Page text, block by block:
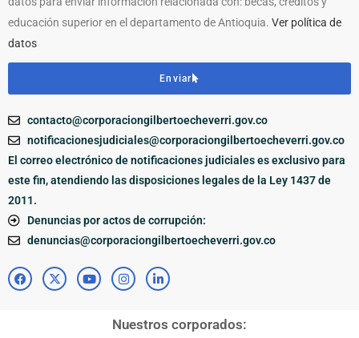
educación superior en el departamento de Antioquia. Ver política de
datos
Enviar
contacto@corporaciongilbertoecheverri.gov.co
notificacionesjudiciales@corporaciongilbertoecheverri.gov.co
El correo electrónico de notificaciones judiciales es exclusivo para
este fin, atendiendo las disposiciones legales de la Ley 1437 de
2011.
Denuncias por actos de corrupción:
denuncias@corporaciongilbertoecheverri.gov.co
Nuestros corporados: